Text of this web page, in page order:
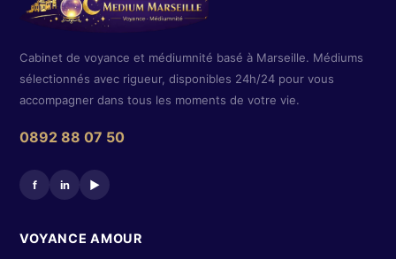
Cabinet de voyance et médiumnité basé à Marseille. Médiums
sélectionnés avec rigueur, disponibles 24h/24 pour vous
accompagner dans tous les moments de votre vie.
0892 88 07 50
f in ▶
VOYANCE AMOUR